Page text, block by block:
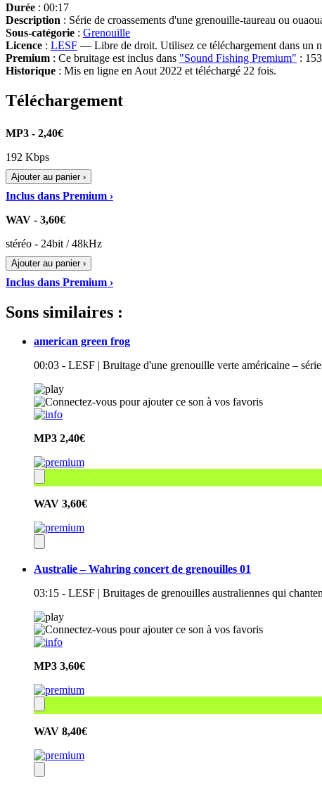
Durée : 00:17
Description : Série de croassements d'une grenouille-taureau ou
Sous-catégorie : Grenouille
Licence : LESF — Libre de droit. Utilisez ce téléchargement dans un
Premium : Ce bruitage est inclus dans "Sound Fishing Premium" :
Historique : Mis en ligne en Aout 2022 et téléchargé 22 fois.
Téléchargement
MP3 - 2,40€
192 Kbps
Ajouter au panier ›
Inclus dans Premium ›
WAV - 3,60€
stéréo - 24bit / 48kHz
Ajouter au panier ›
Inclus dans Premium ›
Sons similaires :
american green frog
00:03 - LESF | Bruitage d'une grenouille verte américaine –
MP3 2,40€
WAV 3,60€
Australie – Wahring concert de grenouilles 01
03:15 - LESF | Bruitages de grenouilles australiennes qui
MP3 3,60€
WAV 8,40€